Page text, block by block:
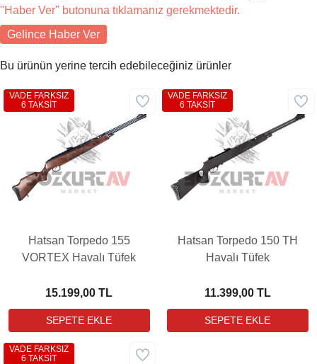
"Haber Ver" butonuna tıklamanız gerekmektedir.
Gelince Haber Ver
Bu ürünün yerine tercih edebileceğiniz ürünler
Hatsan Torpedo 155
VORTEX Havalı Tüfek
15.199,00 TL
VADE FARKSIZ
6 TAKSİT
Hatsan Torpedo 150 TH
Havalı Tüfek
11.399,00 TL
VADE FARKSIZ
6 TAKSİT
VADE FARKSIZ
6 TAKSİT